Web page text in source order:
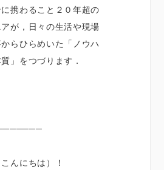
携わること２０年超の
が，日々の生活や現場
らひらめいた「ノウハ
」をつづります．
んにちは）！